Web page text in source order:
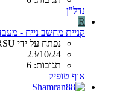
נדל"ן
R
קניית מחשב נייח -
נפתח על ידי RSU
23/10/24
תגובות: 6
אוף טופיק